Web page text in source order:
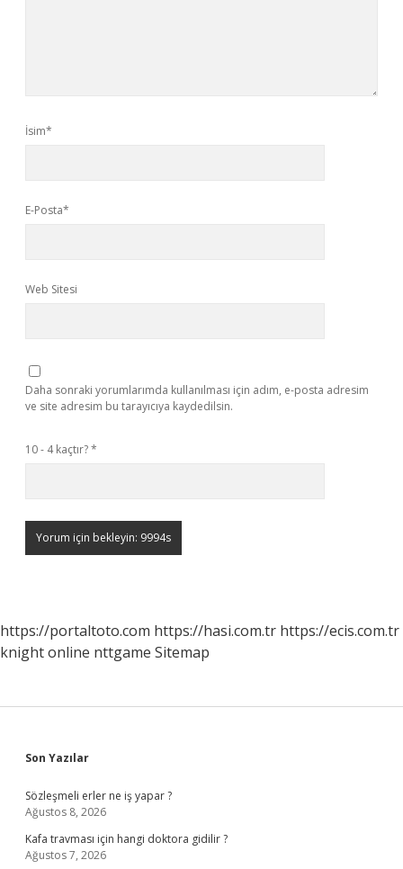
İsim*
E-Posta*
Web Sitesi
Daha sonraki yorumlarımda kullanılması için adım, e-posta adresim
ve site adresim bu tarayıcıya kaydedilsin.
10 - 4 kaçtır?*
https://portaltoto.com https://hasi.com.tr https://ecis.com.tr
knight online nttgame Sitemap
Sidebar
Son Yazılar
Sözleşmeli erler ne iş yapar ?
Ağustos 8, 2026
Kafa travması için hangi doktora gidilir ?
Ağustos 7, 2026